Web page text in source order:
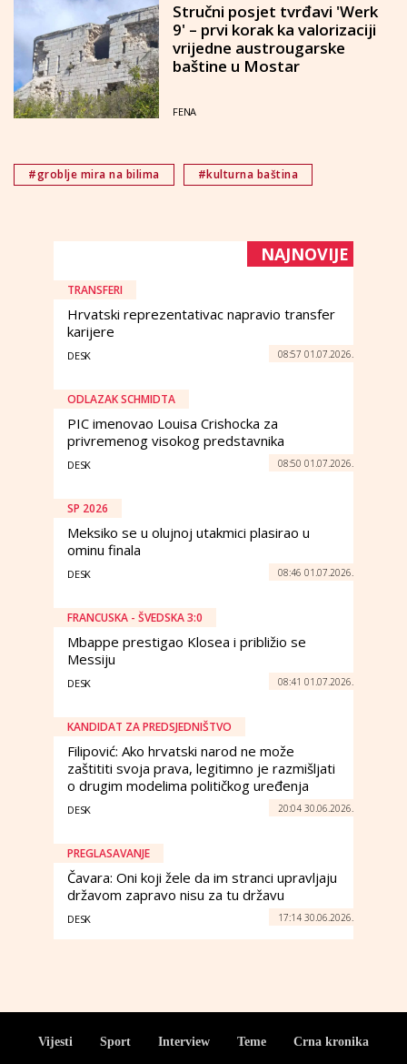
Stručni posjet tvrđavi 'Werk
9' – prvi korak ka valorizaciji
vrijedne austrougarske
baštine u Mostar
FENA
#groblje mira na bilima #kulturna baština
NAJNOVIJE
TRANSFERI
Hrvatski reprezentativac napravio transfer
karijere
DESK 08:57 01.07.2026.
ODLAZAK SCHMIDTA
PIC imenovao Louisa Crishocka za
privremenog visokog predstavnika
DESK 08:50 01.07.2026.
SP 2026
Meksiko se u olujnoj utakmici plasirao u
ominu finala
DESK 08:46 01.07.2026.
FRANCUSKA - ŠVEDSKA 3:0
Mbappe prestigao Klosea i približio se
Messiju
DESK 08:41 01.07.2026.
KANDIDAT ZA PREDSJEDNIŠTVO
Filipović: Ako hrvatski narod ne može
zaštititi svoja prava, legitimno je razmišljati
o drugim modelima političkog uređenja
DESK 20:04 30.06.2026.
PREGLASAVANJE
Čavara: Oni koji žele da im stranci upravljaju
državom zapravo nisu za tu državu
DESK 17:14 30.06.2026.
Vijesti Sport Interview Teme Crna kronika